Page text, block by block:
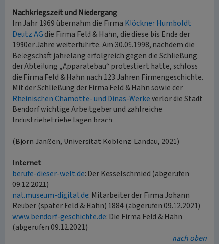
Nachkriegszeit und Niedergang
Im Jahr 1969 übernahm die Firma Klöckner Humboldt
Deutz AG die Firma Feld & Hahn, die diese bis Ende der
1990er Jahre weiterführte. Am 30.09.1998, nachdem die
Belegschaft jahrelang erfolgreich gegen die Schließung
der Abteilung „Apparatebau“ protestiert hatte, schloss
die Firma Feld & Hahn nach 123 Jahren Firmengeschichte.
Mit der Schließung der Firma Feld & Hahn sowie der
Rheinischen Chamotte- und Dinas-Werkeverlor die Stadt
Bendorf wichtige Arbeitgeber und zahlreiche
Industriebetriebe lagen brach.
(Björn Janßen, Universität Koblenz-Landau, 2021)
Internet
berufe-dieser-welt.de: Der Kesselschmied (abgerufen
09.12.2021)
nat.museum-digital.de: Mitarbeiter der Firma Johann
Reuber (später Feld & Hahn) 1884 (abgerufen 09.12.2021)
www.bendorf-geschichte.de: Die Firma Feld & Hahn
(abgerufen 09.12.2021)
nach oben